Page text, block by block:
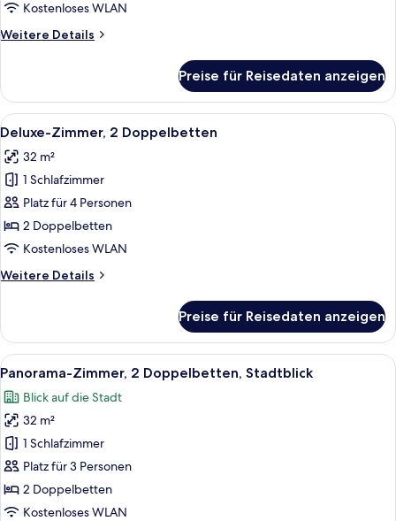
Kostenloses WLAN
Weitere Details
Weitere
Suite,
Schlafzimmer
Preise für Reisedaten anzeigen
Alle
Fotos
für
Deluxe-
Zimmer,
2 Doppelbetten
anzeigen
Ein Hotelzimmer mit zwei Betten,
6
Deluxe-Zimmer, 2 Doppelbetten
32 m²
1 Schlafzimmer
Platz für 4 Personen
2 Doppelbetten
Kostenloses WLAN
Weitere Details
Weitere
Zimmer,
2 Doppelbetten
Preise für Reisedaten anzeigen
Alle
Fotos
für
Panorama-
Zimmer,
2 Doppelbetten,
Stadtblick
anzeigen
Ein Hotelzimmer mit zwei Betten,
7
Panorama-Zimmer, 2 Doppelbetten, Stadtblick
Blick auf die Stadt
32 m²
1 Schlafzimmer
Platz für 3 Personen
2 Doppelbetten
Kostenloses WLAN